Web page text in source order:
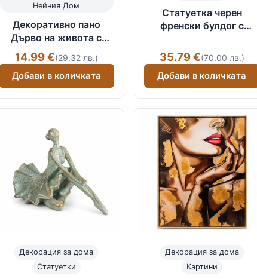
Нейния Дом
Декоративно пано
Дърво на живота с
естествени камъни
зелен авантюрин
14.99 €(29.32 лв.)
Добави в количката
Статуетка черен
френски булдог с
35.79 €(70.00 лв.)
Добави в количката
Декорация за дома
Статуетки
Декорация за дома
Картини